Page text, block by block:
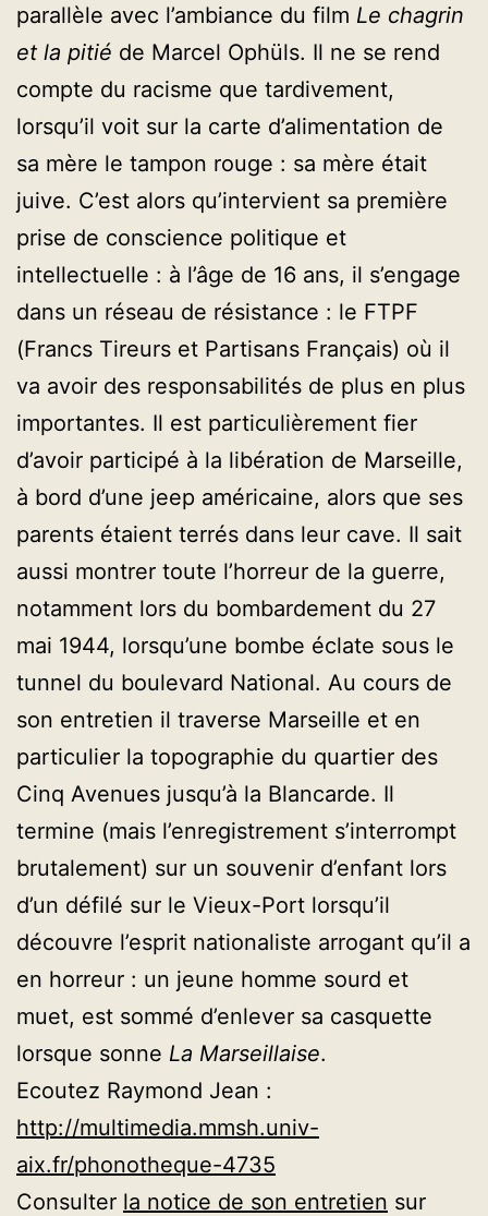
parallèle avec l’ambiance du film Le chagrin
et la pitié de Marcel Ophüls. Il ne se rend
compte du racisme que tardivement,
lorsqu’il voit sur la carte d’alimentation de
sa mère le tampon rouge : sa mère était
juive. C’est alors qu’intervient sa première
prise de conscience politique et
intellectuelle : à l’âge de 16 ans, il s’engage
dans un réseau de résistance : le FTPF
(Francs Tireurs et Partisans Français) où il
va avoir des responsabilités de plus en plus
importantes. Il est particulièrement fier
d’avoir participé à la libération de Marseille,
à bord d’une jeep américaine, alors que ses
parents étaient terrés dans leur cave. Il sait
aussi montrer toute l’horreur de la guerre,
notamment lors du bombardement du 27
mai 1944, lorsqu’une bombe éclate sous le
tunnel du boulevard National. Au cours de
son entretien il traverse Marseille et en
particulier la topographie du quartier des
Cinq Avenues jusqu’à la Blancarde. Il
termine (mais l’enregistrement s’interrompt
brutalement) sur un souvenir d’enfant lors
d’un défilé sur le Vieux-Port lorsqu’il
découvre l’esprit nationaliste arrogant qu’il a
en horreur : un jeune homme sourd et
muet, est sommé d’enlever sa casquette
lorsque sonne La Marseillaise.
Ecoutez Raymond Jean :
http://multimedia.mmsh.univ-
aix.fr/phonotheque-4735
Consulter la notice de son entretien sur